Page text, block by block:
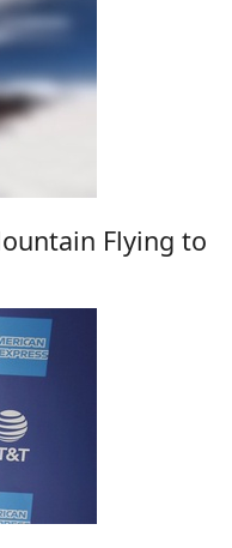
Flying to